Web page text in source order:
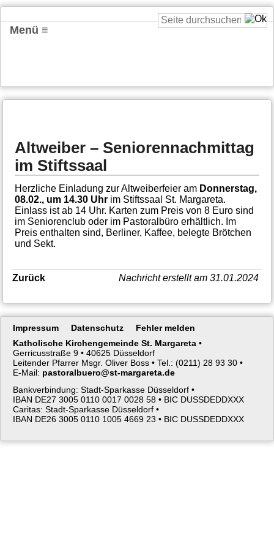
Menü ≡
Altweiber – Seniorennachmittag
im Stiftssaal
Herzliche Einladung zur Altweiberfeier am Donnerstag,
08.02., um 14.30 Uhrim Stiftssaal St. Margareta.
Einlass ist ab 14 Uhr. Karten zum Preis von 8 Euro sind
im Seniorenclub oder im Pastoralbüro erhältlich. Im
Preis enthalten sind, Berliner, Kaffee, belegte Brötchen
und Sekt.
Nachricht erstellt am 31.01.2024
Zurück
Navigation
Impressum Datenschutz
Fehler melden
Katholische Kirchengemeinde St. Margareta •
Gerricusstraße 9 • 40625 Düsseldorf
Leitender Pfarrer Msgr. Oliver Boss • Tel.: (0211) 28 93 30 •
E-Mail: pastoralbuero@st-margareta.de
Bankverbindung: Stadt-Sparkasse Düsseldorf •
IBAN DE27 3005 0110 0017 0028 58 • BIC DUSSDEDDXXX
Caritas: Stadt-Sparkasse Düsseldorf •
IBAN DE26 3005 0110 1005 4669 23 • BIC DUSSDEDDXXX